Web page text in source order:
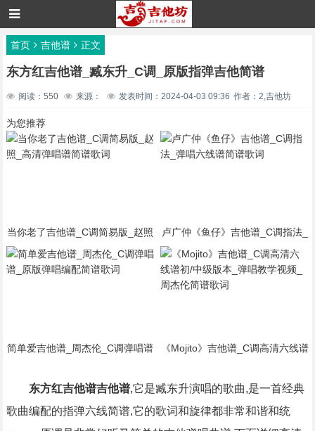
首页 吉他谱 正文
东方红吉他谱_臧东升_C调_原版指弹吉他简谱
阅读：550 来源： 发表时间：2024-04-03 09:36 作者：2,吉他坊
为您推荐
当你老了吉他谱_C调简易版_赵照
_高清弹唱谱简谱歌词
卢广仲《鱼仔》吉他谱_C调指法_
弹唱六线谱简谱歌词
简单爱吉他谱_周杰伦_C调弹唱谱
《Mojito》吉他谱_C调高清六线谱
东方红吉他谱吉他谱,它是臧东升演唱的歌曲,是一首经典
歌曲编配的指弹六线简谱,它的歌词和旋律都非常和谐和统